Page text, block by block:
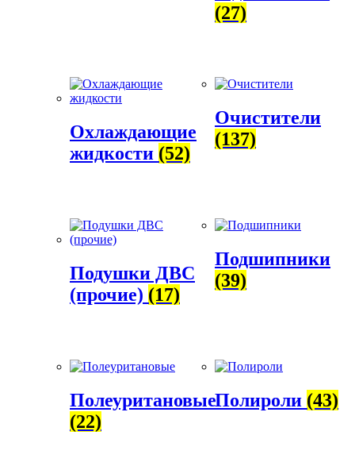
(27)
Охлаждающие
жидкости (52)
Очистители
(137)
Подушки ДВС
(прочие) (17)
Подшипники
(39)
Полеуритановые
(22)
Полироли (43)